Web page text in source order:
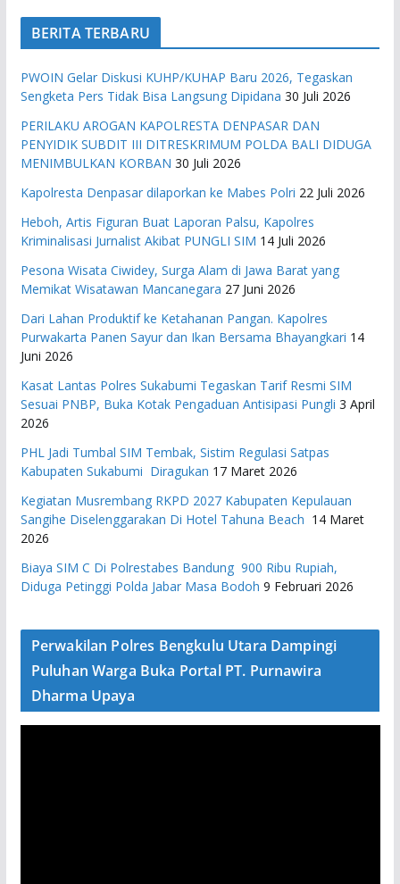
BERITA TERBARU
PWOIN Gelar Diskusi KUHP/KUHAP Baru 2026, Tegaskan
Sengketa Pers Tidak Bisa Langsung Dipidana 30 Juli 2026
PERILAKU AROGAN KAPOLRESTA DENPASAR DAN
PENYIDIK SUBDIT III DITRESKRIMUM POLDA BALI DIDUGA
MENIMBULKAN KORBAN 30 Juli 2026
Kapolresta Denpasar dilaporkan ke Mabes Polri 22 Juli 2026
Heboh, Artis Figuran Buat Laporan Palsu, Kapolres
Kriminalisasi Jurnalist Akibat PUNGLI SIM 14 Juli 2026
Pesona Wisata Ciwidey, Surga Alam di Jawa Barat yang
Memikat Wisatawan Mancanegara 27 Juni 2026
Dari Lahan Produktif ke Ketahanan Pangan. Kapolres
Purwakarta Panen Sayur dan Ikan Bersama Bhayangkari 14
Juni 2026
Kasat Lantas Polres Sukabumi Tegaskan Tarif Resmi SIM
Sesuai PNBP, Buka Kotak Pengaduan Antisipasi Pungli 3 April
2026
PHL Jadi Tumbal SIM Tembak, Sistim Regulasi Satpas
Kabupaten Sukabumi Diragukan 17 Maret 2026
Kegiatan Musrembang RKPD 2027 ​Kabupaten Kepulauan
Sangihe Diselenggarakan Di Hotel Tahuna Beach 14 Maret
2026
Biaya SIM C Di Polrestabes Bandung 900 Ribu Rupiah,
Diduga Petinggi Polda Jabar Masa Bodoh 9 Februari 2026
Perwakilan Polres Bengkulu Utara Dampingi
Puluhan Warga Buka Portal PT. Purnawira
Dharma Upaya